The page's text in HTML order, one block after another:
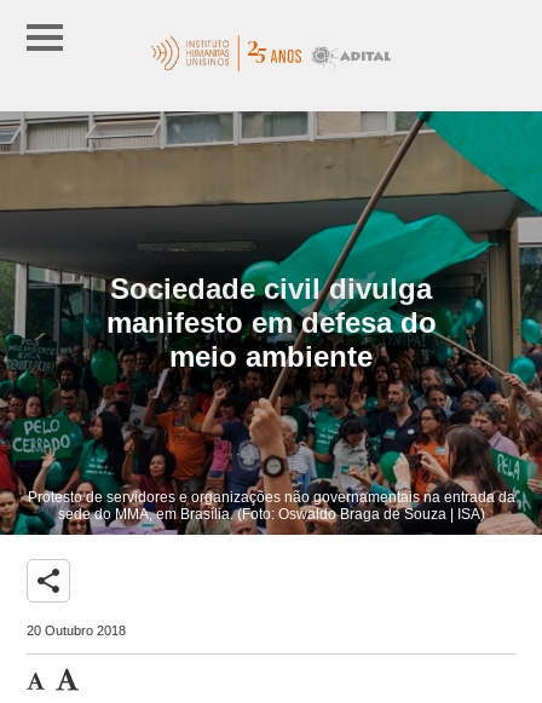
Sociedade civil divulga
manifesto em defesa do
meio ambiente
Protesto de servidores e organizações não governamentais na entrada da
sede do MMA, em Brasília. (Foto: Oswaldo Braga de Souza | ISA)
share
20 Outubro 2018